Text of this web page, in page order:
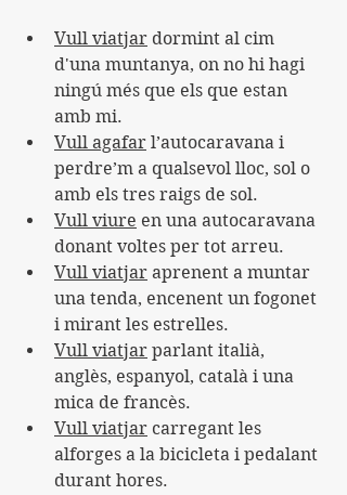
Vull viatjar dormint al cim
d'una muntanya, on no hi hagi
ningú més que els que estan
amb mi.
Vull agafar l’autocaravana i
perdre’m a qualsevol lloc, sol o
amb els tres raigs de sol.
Vull viure en una autocaravana
donant voltes per tot arreu.
Vull viatjar aprenent a muntar
una tenda, encenent un fogonet
i mirant les estrelles.
Vull viatjar parlant italià,
anglès, espanyol, català i una
mica de francès.
Vull viatjar carregant les
alforges a la bicicleta i pedalant
durant hores.